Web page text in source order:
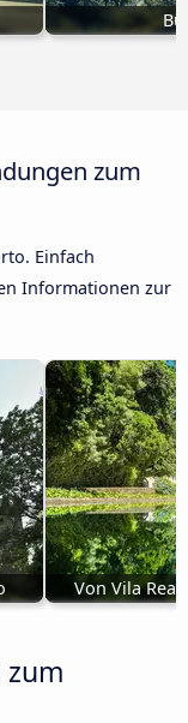
zum
Einfach
Informationen zur
Von Vila